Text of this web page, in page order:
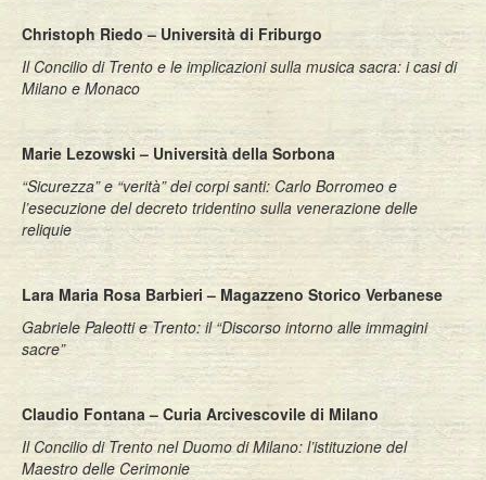
Christoph Riedo – Università di Friburgo
Il Concilio di Trento e le implicazioni sulla musica sacra: i casi di
Milano e Monaco
Marie Lezowski – Università della Sorbona
“Sicurezza” e “verità” dei corpi santi: Carlo Borromeo e
l’esecuzione del decreto tridentino sulla venerazione delle
reliquie
Lara Maria Rosa Barbieri – Magazzeno Storico Verbanese
Gabriele Paleotti e Trento: il “Discorso intorno alle immagini
sacre”
Claudio Fontana – Curia Arcivescovile di Milano
Il Concilio di Trento nel Duomo di Milano: l’istituzione del
Maestro delle Cerimonie